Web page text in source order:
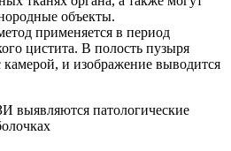
объекты.
применяется в период
цистита. В полость пузыря
камерой, и изображение выводится